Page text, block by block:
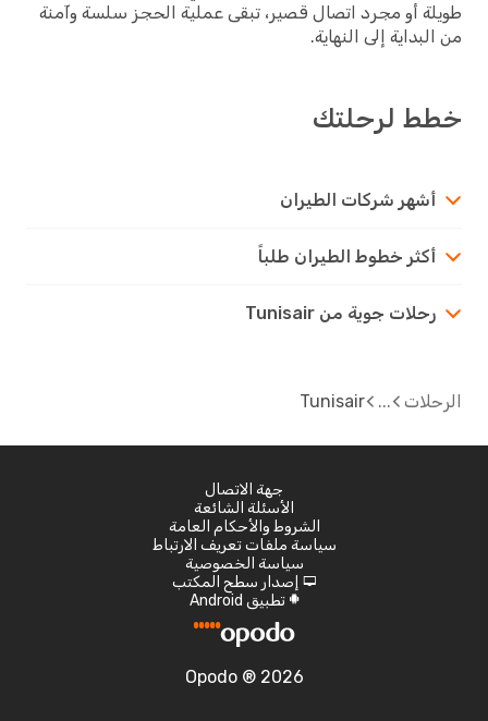
طويلة أو مجرد اتصال قصير، تبقى عملية الحجز سلسة وآمنة
من البداية إلى النهاية.
خطط لرحلتك
أشهر شركات الطيران
أكثر خطوط الطيران طلباً
رحلات جوية من Tunisair
الرحلات Tunisair
جهة الاتصال
الأسئلة الشائعة
الشروط والأحكام العامة
سياسة ملفات تعريف الارتباط
سياسة الخصوصية
d إصدار سطح المكتب
A تطبيق Android
Opodo ® 2026